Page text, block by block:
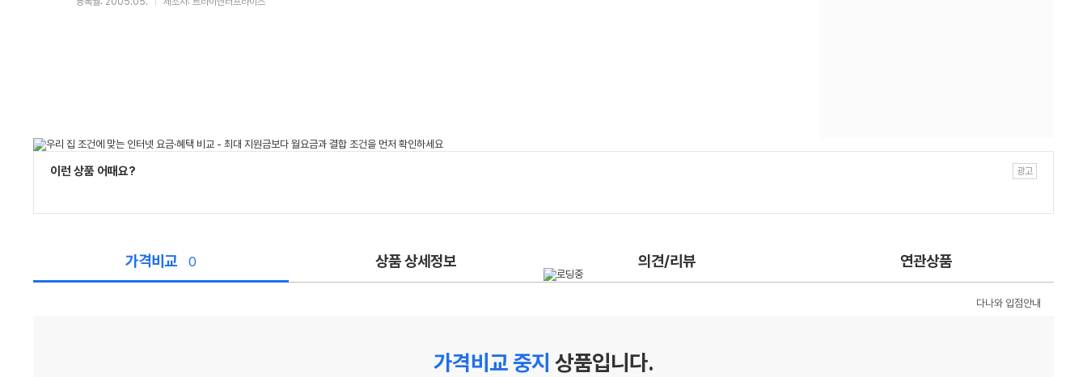
이런 상품 어때요?
가격비교 0 상품 상세정보 의견/리뷰 연관상품
다나와 입점안내
가격비교 중지 상품입니다.